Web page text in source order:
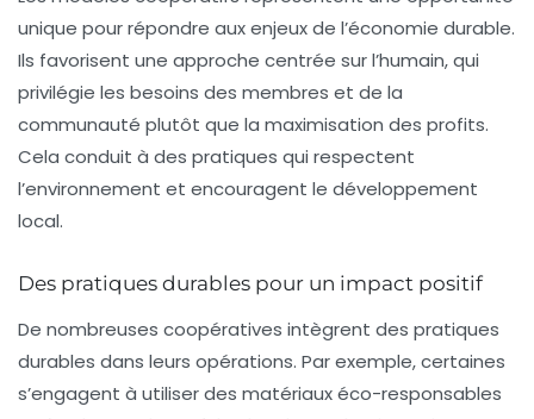
unique pour répondre aux enjeux de l’économie durable.
Ils favorisent une approche centrée sur l’humain, qui
privilégie les besoins des membres et de la
communauté plutôt que la maximisation des profits.
Cela conduit à des pratiques qui respectent
l’environnement et encouragent le développement
local.
Des pratiques durables pour un impact positif
De nombreuses coopératives intègrent des pratiques
durables dans leurs opérations. Par exemple, certaines
s’engagent à utiliser des matériaux éco-responsables